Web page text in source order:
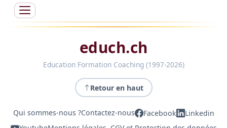
educh.ch
Education Formation Coaching (1997-2026)
Retour en haut
Qui sommes-nous ?Contactez-nous Facebook
Linkedin